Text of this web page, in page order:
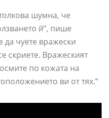
шумна, че
й“, пише
чуете вражески
скриете. Вражеският
по кожата на
ви от тях.“